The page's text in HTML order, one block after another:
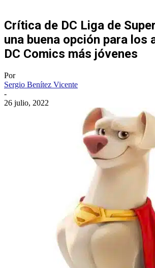
Crítica de DC Liga de
una buena opción para los
DC Comics más jóvenes
Por
Sergio Benítez Vicente
-
26 julio, 2022